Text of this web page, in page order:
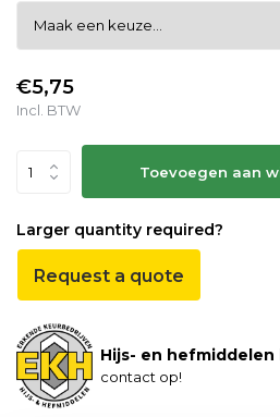
€5,75
Incl. BTW
Toevoegen aan
Larger quantity required?
Request a quote
Hijs- en
contact op!